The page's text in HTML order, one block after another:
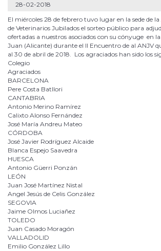
28-02-2018
El miércoles 28 de febrero tuvo lugar en la sede de
de Veterinarios Jubilados el sorteo público para
ofertadas a nuestros asociados con su cónyuge en la
Juan (Alicante) durante el II Encuentro de al ANJV
al 30 de abril de 2018. Los agraciados han sido los
Colegio
Agraciados
BARCELONA
Pere Costa Batllori
CANTABRIA
Antonio Merino Ramírez
Calixto Alonso Fernández
José María Andreu Mateo
CÓRDOBA
José Javier Rodríguez Alcaide
Blanca Espejo Saavedra
HUESCA
Antonio Güerri Ponzán
LEÓN
Juan José Martínez Nistal
Angel Jesús de Celis González
SEGOVIA
Jaime Olmos Luciañez
TOLEDO
Juan Casado Moragón
VALLADOLID
Emilio González Lillo